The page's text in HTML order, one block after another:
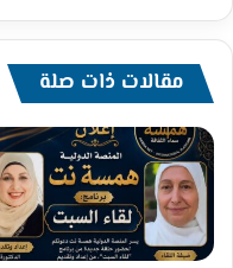
مقالات ذات صلة